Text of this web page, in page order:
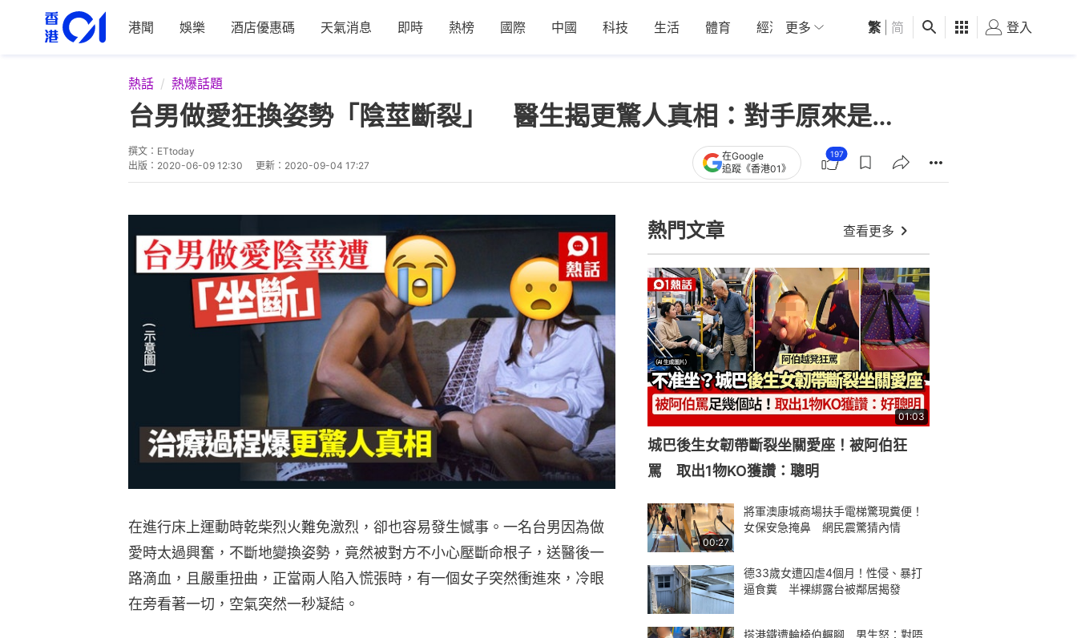
港聞 娛樂 酒店優惠碼 天氣消息 即時 熱榜 國際 中國 科技 生活 體育 經濟 01深圳 觀點 健康 好食玩飛
更多 繁 简 登入
熱話 熱爆話題
台男做愛狂換姿勢「陰莖斷裂」 醫生揭更驚人真相：對手原來是…
撰文： ETtoday
出版： 2020-06-09 12:30 更新： 2020-09-04 17:27
在Google
追蹤《香港01》
197
在進行床上運動時乾柴烈火難免激烈，卻也容易發生憾事。一名台男因為做
愛時太過興奮，不斷地變換姿勢，竟然被對方不小心壓斷命根子，送醫後一
路滴血，且嚴重扭曲，正當兩人陷入慌張時，有一個女子突然衝進來，冷眼
在旁看著一切，空氣突然一秒凝結。
熱門文章 查看更多
01:03
城巴後生女韌帶斷裂坐關愛座！被阿伯狂
罵 取出1物KO獲讚：聰明
00:27
將軍澳康城商場扶手電梯驚現糞便！
女保安急掩鼻 網民震驚猜內情
德33歲女遭囚虐4個月！性侵、暴打
逼食糞 半裸綁露台被鄰居揭發
搭港鐵遭輪椅伯輾腳 男生怒：對唔